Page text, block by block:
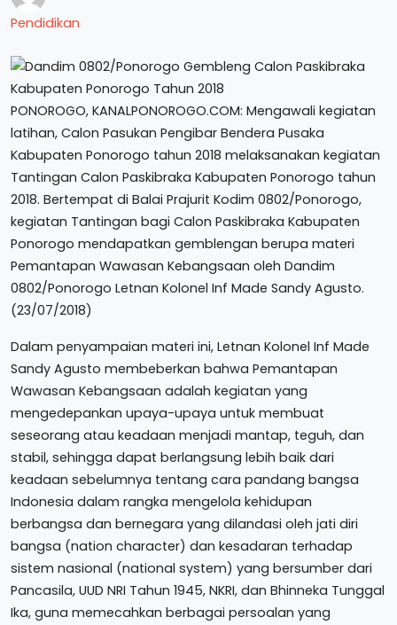
Pendidikan
PONOROGO, KANALPONOROGO.COM: Mengawali kegiatan
latihan, Calon Pasukan Pengibar Bendera Pusaka
Kabupaten Ponorogo tahun 2018 melaksanakan kegiatan
Tantingan Calon Paskibraka Kabupaten Ponorogo tahun
2018. Bertempat di Balai Prajurit Kodim 0802/Ponorogo,
kegiatan Tantingan bagi Calon Paskibraka Kabupaten
Ponorogo mendapatkan gemblengan berupa materi
Pemantapan Wawasan Kebangsaan oleh Dandim
0802/Ponorogo Letnan Kolonel Inf Made Sandy Agusto.
(23/07/2018)
Dalam penyampaian materi ini, Letnan Kolonel Inf Made
Sandy Agusto membeberkan bahwa Pemantapan
Wawasan Kebangsaan adalah kegiatan yang
mengedepankan upaya-upaya untuk membuat
seseorang atau keadaan menjadi mantap, teguh, dan
stabil, sehingga dapat berlangsung lebih baik dari
keadaan sebelumnya tentang cara pandang bangsa
Indonesia dalam rangka mengelola kehidupan
berbangsa dan bernegara yang dilandasi oleh jati diri
bangsa (nation character) dan kesadaran terhadap
sistem nasional (national system) yang bersumber dari
Pancasila, UUD NRI Tahun 1945, NKRI, dan Bhinneka Tunggal
Ika, guna memecahkan berbagai persoalan yang